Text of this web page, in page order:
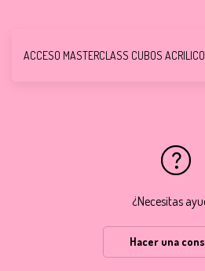
ACCESO MASTERCLASS CUBOS
¿Necesitas
Hacer una